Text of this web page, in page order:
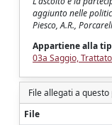
aggiunto nelle
Piesco, A.R.,
Appartiene alla
03a Saggio,
File allegati a
File